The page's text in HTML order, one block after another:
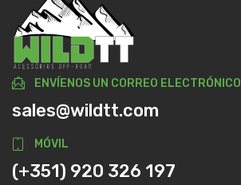
ENVÍENOS UN CORREO ELECTRÓNICO
sales@wildtt.com
MÓVIL
(+351) 920 326 197